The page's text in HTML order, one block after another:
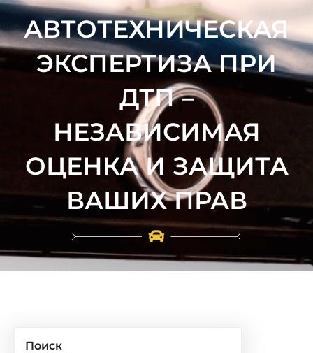
АВТОТЕХНИЧЕСКАЯ
ЭКСПЕРТИЗА ПРИ
ДТП –
НЕЗАВИСИМАЯ
ОЦЕНКА И ЗАЩИТА
ВАШИХ ПРАВ
Поиск